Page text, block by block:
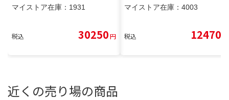
マイストア在庫： 1931
税込 30250円
マイストア在庫： 4003
税込 12470
近くの売り場の商品